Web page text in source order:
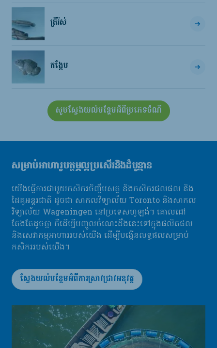
ត្រីរ៉ស់
កង្កែប
សូមស្វែងយល់បន្ថែមអំពីប្រភេទចំណី
សម្រាប់អាហារូបត្ថម្ភល្អប្រសើរនិងដំបូន្មាន
យើងធ្វើការជាមួយកសិករចិញ្ចឹមសត្វ និងកសិករជលផល និង
ដៃគូអន្តរជាតិ ដូចជា សាកលវិទ្យាល័យ Toronto និងសាកល
វិទ្យាល័យ Wageningen នៅប្រទេសហូឡង់។ គោលដៅ
តែងតែដូចគ្នា គឺដើម្បីបញ្ចូលចំណេះដឹងនេះទៅក្នុងផលិតផល
និងសេវាកម្មអាហាររបស់យើង ដើម្បីបង្កើនលទ្ធផលសម្រាប់
កសិកររបស់យើង។
ស្វែងយល់បន្ថែមអំពីការស្រាវជ្រាវអនុវត្ត